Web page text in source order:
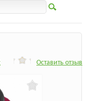
Оставить отзыв